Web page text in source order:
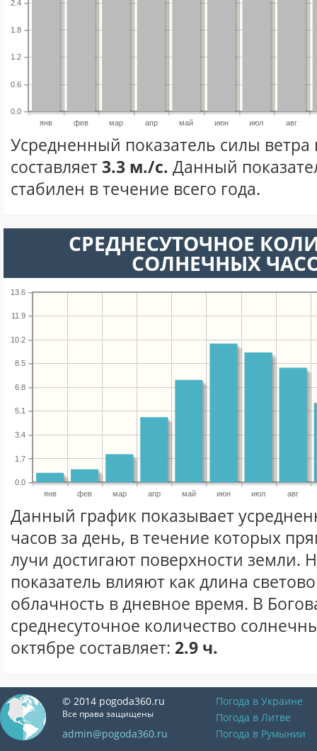
янв фев мар апр май июн июл авг
0.0
0.6
1.2
1.8
2.4
Усредненный показатель силы ветра
составляет3.3 м./с. Данный
стабилен в течение всего года.
СРЕДНЕСУТОЧНОЕ
СОЛНЕЧНЫХ
янв фев мар апр май июн июл авг
0.0
1.7
3.4
5.1
6.8
8.5
10.2
11.9
13.6
Данный график показывает
часов за день, в течение которых
лучи достигают поверхности земли.
показатель влияют как длина
облачность в дневное время. В
среднесуточное количество
октябре составляет: 2.9 ч.
© 2014 pogoda360.ru
Все права защищены
admin@pogoda360.ru
Погода в Украине
Погода в Литве
Погода в Румынии